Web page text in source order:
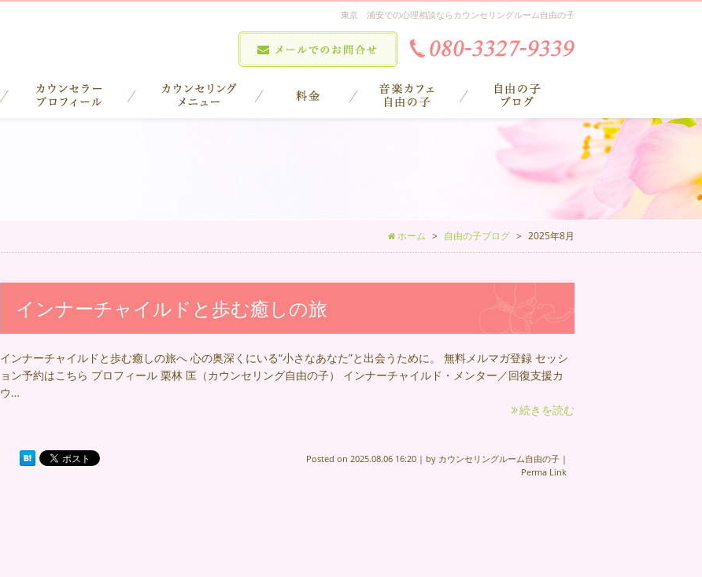
東京 浦安での心理相談ならカウンセリングルーム自由の子
ホーム 自由の子ブログ 2025年8月
インナーチャイルドと歩む癒しの旅
インナーチャイルドと歩む癒しの旅へ 心の奥深くにいる“小さなあなた”と出会うために。 無料メルマガ登録 セッシ
ョン予約はこちら プロフィール 栗林 匡（カウンセリング自由の子） インナーチャイルド・メンター／回復支援カ
ウ…
続きを読む
Posted on 2025.08.06 16:20 | by カウンセリングルーム自由の子 |
Perma Link